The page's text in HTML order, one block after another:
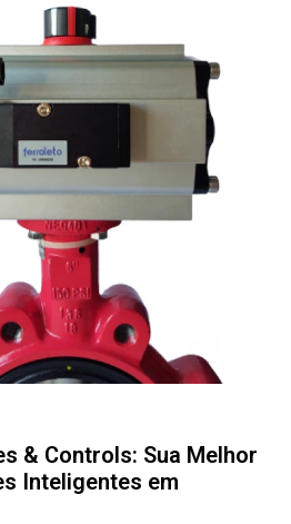
& Controls: Sua Melhor
Inteligentes em